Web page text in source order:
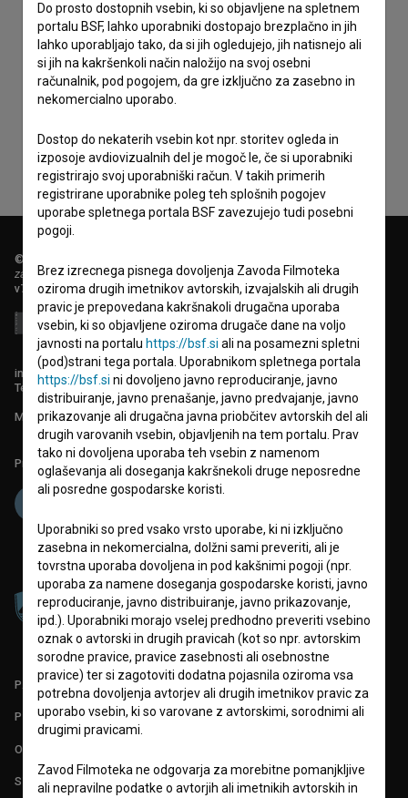
Sprejemamsplošne pogojein dajem soglasjeza
zbiranje, hrambo in obdelavo osebnih podatkov.
© 2018-2026, Filmoteka,
zavod za širjenje filmske kulture
v7.151.0
info@filmoteka.si
Tehnična pomoč: podpora@bsf.si
Mednarodna številka ISSN 2670-787X
Projekt sofinancira:
PARTNERJI
POGOJI UPORABE
O PROJEKTU
STATISTIKA
Do prosto dostopnih vsebin, ki so objavljene na spletnem
portalu BSF, lahko uporabniki dostopajo brezplačno in jih
lahko uporabljajo tako, da si jih ogledujejo, jih natisnejo ali
si jih na kakršenkoli način naložijo na svoj osebni
računalnik, pod pogojem, da gre izključno za zasebno in
nekomercialno uporabo.
Dostop do nekaterih vsebin kot npr. storitev ogleda in
izposoje avdiovizualnih del je mogoč le, če si uporabniki
registrirajo svoj uporabniški račun. V takih primerih
registrirane uporabnike poleg teh splošnih pogojev
uporabe spletnega portala BSF zavezujejo tudi posebni
pogoji.
Brez izrecnega pisnega dovoljenja Zavoda Filmoteka
oziroma drugih imetnikov avtorskih, izvajalskih ali drugih
pravic je prepovedana kakršnakoli drugačna uporaba
vsebin, ki so objavljene oziroma drugače dane na voljo
javnosti na portalu https://bsf.si ali na posamezni spletni
(pod)strani tega portala. Uporabnikom spletnega portala
https://bsf.si ni dovoljeno javno reproduciranje, javno
distribuiranje, javno prenašanje, javno predvajanje, javno
prikazovanje ali drugačna javna priobčitev avtorskih del ali
drugih varovanih vsebin, objavljenih na tem portalu. Prav
tako ni dovoljena uporaba teh vsebin z namenom
oglaševanja ali doseganja kakršnekoli druge neposredne
ali posredne gospodarske koristi.
Uporabniki so pred vsako vrsto uporabe, ki ni izključno
zasebna in nekomercialna, dolžni sami preveriti, ali je
tovrstna uporaba dovoljena in pod kakšnimi pogoji (npr.
uporaba za namene doseganja gospodarske koristi, javno
reproduciranje, javno distribuiranje, javno prikazovanje,
ipd.). Uporabniki morajo vselej predhodno preveriti vsebino
oznak o avtorski in drugih pravicah (kot so npr. avtorskim
sorodne pravice, pravice zasebnosti ali osebnostne
pravice) ter si zagotoviti dodatna pojasnila oziroma vsa
potrebna dovoljenja avtorjev ali drugih imetnikov pravic za
uporabo vsebin, ki so varovane z avtorskimi, sorodnimi ali
drugimi pravicami.
Zavod Filmoteka ne odgovarja za morebitne pomanjkljive
ali nepravilne podatke o avtorjih ali imetnikih avtorskih in